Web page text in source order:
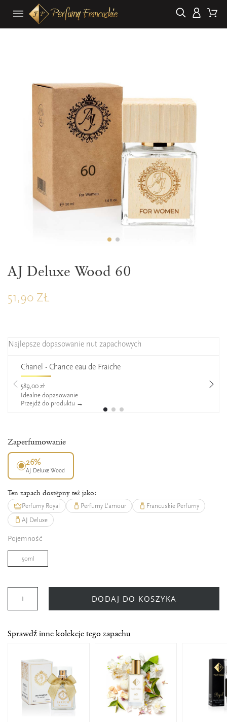
AJ Deluxe Wood 60
51,90 ZŁ
Najlepsze dopasowanie nut zapachowych
Chanel - Chance eau de Fraiche
589,00 zł
Idealne dopasowanie
Przejdź do produktu →
Zaperfumowanie
26%
AJ Deluxe Wood
Ten zapach dostępny też jako:
Perfumy Royal Perfumy L'amour
Francuskie Perfumy
AJ Deluxe
Pojemność
50ml
DODAJ DO KOSZYKA
Sprawdź inne kolekcje tego zapachu